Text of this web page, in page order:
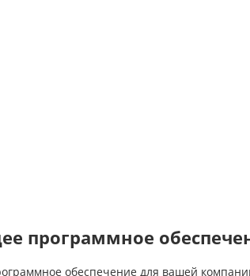
программное
обеспечение для вашей